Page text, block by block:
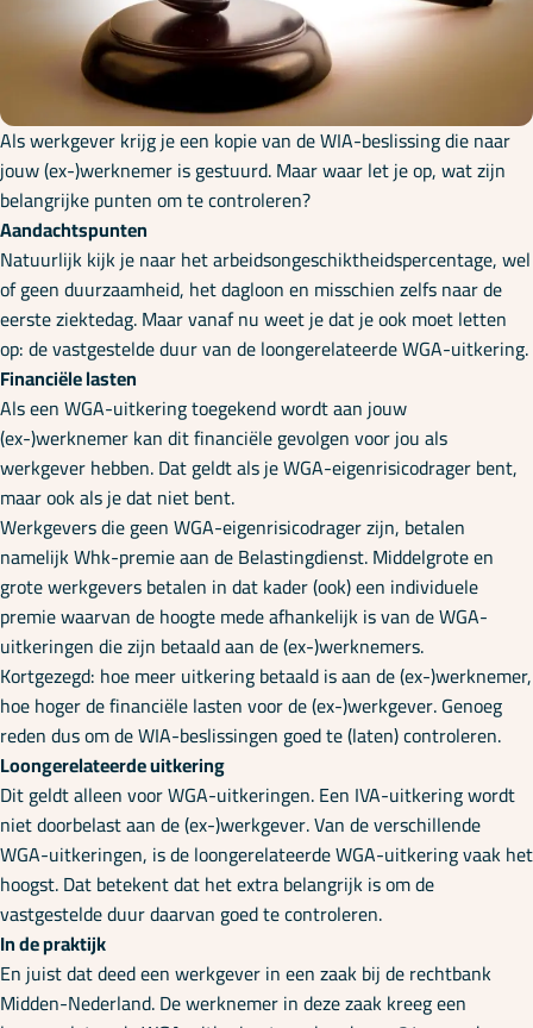
Kennisbank
Cursussen
Podcasts
Over ons
Als werkgever krijg je een kopie van de WIA-beslissing die naar
jouw (ex-)werknemer is gestuurd. Maar waar let je op, wat zijn
belangrijke punten om te controleren?
Aandachtspunten
Natuurlijk kijk je naar het arbeidsongeschiktheidspercentage, wel
of geen duurzaamheid, het dagloon en misschien zelfs naar de
eerste ziektedag. Maar vanaf nu weet je dat je ook moet letten
op: de vastgestelde duur van de loongerelateerde WGA-uitkering.
Financiële lasten
Als een WGA-uitkering toegekend wordt aan jouw
(ex-)werknemer kan dit financiële gevolgen voor jou als
werkgever hebben. Dat geldt als je WGA-eigenrisicodrager bent,
maar ook als je dat niet bent.
Werkgevers die geen WGA-eigenrisicodrager zijn, betalen
namelijk Whk-premie aan de Belastingdienst. Middelgrote en
grote werkgevers betalen in dat kader (ook) een individuele
premie waarvan de hoogte mede afhankelijk is van de WGA-
uitkeringen die zijn betaald aan de (ex-)werknemers.
Kortgezegd: hoe meer uitkering betaald is aan de (ex-)werknemer,
hoe hoger de financiële lasten voor de (ex-)werkgever. Genoeg
reden dus om de WIA-beslissingen goed te (laten) controleren.
Loongerelateerde uitkering
Dit geldt alleen voor WGA-uitkeringen. Een IVA-uitkering wordt
niet doorbelast aan de (ex-)werkgever. Van de verschillende
WGA-uitkeringen, is de loongerelateerde WGA-uitkering vaak het
hoogst. Dat betekent dat het extra belangrijk is om de
vastgestelde duur daarvan goed te controleren.
In de praktijk
En juist dat deed een werkgever in een zaak bij de rechtbank
Midden-Nederland. De werknemer in deze zaak kreeg een